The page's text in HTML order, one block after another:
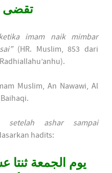
تقضى
imam naik mimbar
(HR. Muslim, 853 dari
Muslim, An Nawawi, Al
setelah ashar sampai
hadits:
يوم الجمعة ثنتا